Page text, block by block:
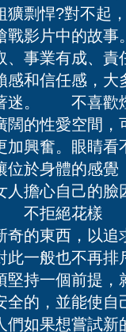
獷剽悍?對不起
戰影片中的故
、事業有成、
感和信任感，
迷。 不喜歡
闊的性愛空間
加興奮。眼睛
位於身體的感
人擔心自己的
不拒絕花樣
奇的東西，以
此一般也不再
一個前提，
全的，並能使
們如果想嘗試